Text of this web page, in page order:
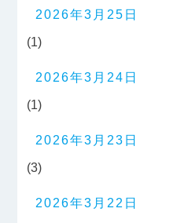
2026年3月25日
(1)
2026年3月24日
(1)
2026年3月23日
(3)
2026年3月22日